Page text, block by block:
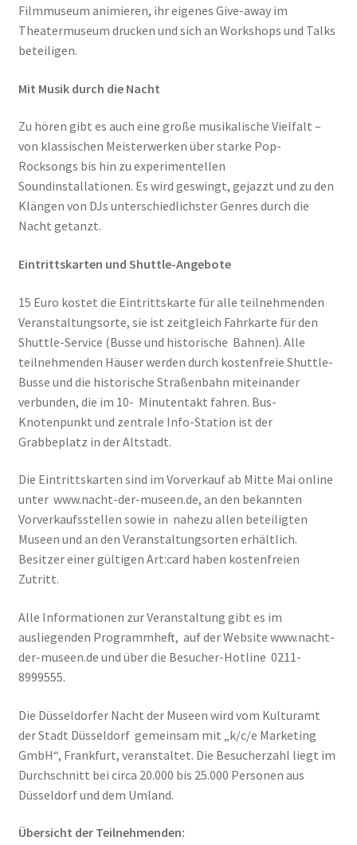
Filmmuseum animieren, ihr eigenes Give-away im
Theatermuseum drucken und sich an Workshops und Talks
beteiligen.
Mit Musik durch die Nacht
Zu hören gibt es auch eine große musikalische Vielfalt –
von klassischen Meisterwerken über starke Pop-
Rocksongs bis hin zu experimentellen
Soundinstallationen. Es wird geswingt, gejazzt und zu den
Klängen von DJs unterschiedlichster Genres durch die
Nacht getanzt.
Eintrittskarten und Shuttle-Angebote
15 Euro kostet die Eintrittskarte für alle teilnehmenden
Veranstaltungsorte, sie ist zeitgleich Fahrkarte für den
Shuttle-Service (Busse und historische Bahnen). Alle
teilnehmenden Häuser werden durch kostenfreie Shuttle-
Busse und die historische Straßenbahn miteinander
verbunden, die im 10- Minutentakt fahren. Bus-
Knotenpunkt und zentrale Info-Station ist der
Grabbeplatz in der Altstadt.
Die Eintrittskarten sind im Vorverkauf ab Mitte Mai online
unter www.nacht-der-museen.de, an den bekannten
Vorverkaufsstellen sowie in nahezu allen beteiligten
Museen und an den Veranstaltungsorten erhältlich.
Besitzer einer gültigen Art:card haben kostenfreien
Zutritt.
Alle Informationen zur Veranstaltung gibt es im
ausliegenden Programmheft, auf der Website www.nacht-
der-museen.de und über die Besucher-Hotline 0211-
8999555.
Die Düsseldorfer Nacht der Museen wird vom Kulturamt
der Stadt Düsseldorf gemeinsam mit „k/c/e Marketing
GmbH“, Frankfurt, veranstaltet. Die Besucherzahl liegt im
Durchschnitt bei circa 20.000 bis 25.000 Personen aus
Düsseldorf und dem Umland.
Übersicht der Teilnehmenden: